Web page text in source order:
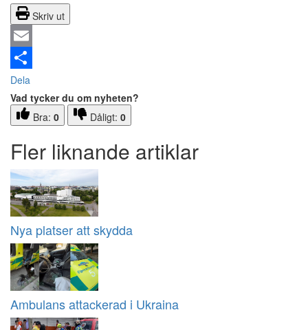
Skriv ut
Email
Dela
Vad tycker du om nyheten?
Bra: 0 Dåligt: 0
Fler liknande artiklar
Nya platser att skydda
Ambulans attackerad i Ukraina